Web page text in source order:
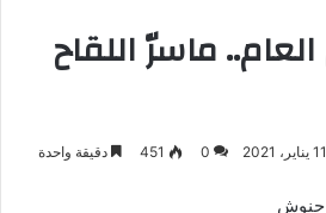
العام.. ماسرّ اللقاح
11 يناير، 2021 0
451 دقيقة واحدة
حنوش